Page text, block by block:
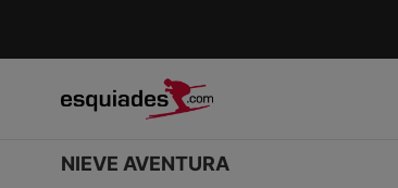
NIEVE AVENTURA